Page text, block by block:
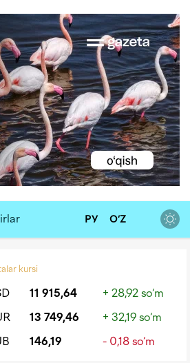
РУ O‘Z
kursi
11 915,64
+ 28,92 so‘m
13 749,46
+ 32,19 so‘m
146,19 - 0,18 so‘m